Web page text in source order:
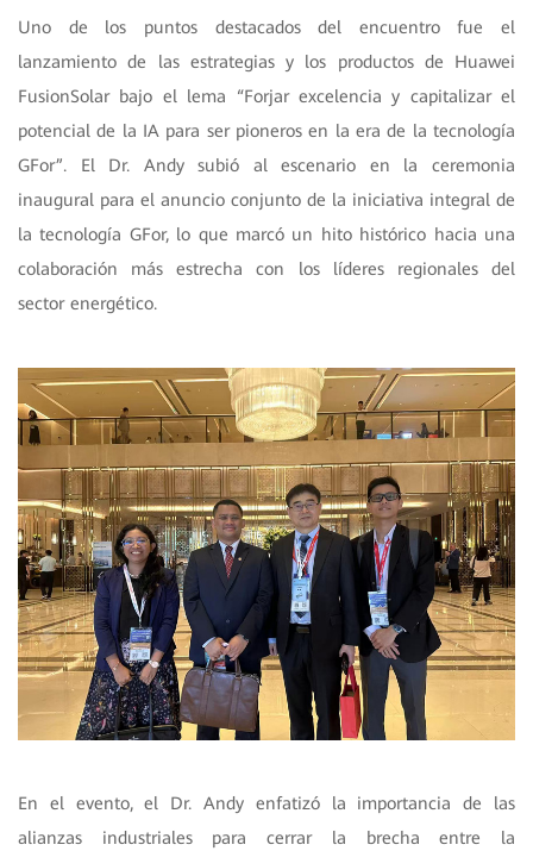
Uno de los puntos destacados del encuentro fue el
lanzamiento de las estrategias y los productos de Huawei
FusionSolar bajo el lema “Forjar excelencia y capitalizar el
potencial de la IA para ser pioneros en la era de la tecnología
GFor”. El Dr. Andy subió al escenario en la ceremonia
inaugural para el anuncio conjunto de la iniciativa integral de
la tecnología GFor, lo que marcó un hito histórico hacia una
colaboración más estrecha con los líderes regionales del
sector energético.
En el evento, el Dr. Andy enfatizó la importancia de las
alianzas industriales para cerrar la brecha entre la